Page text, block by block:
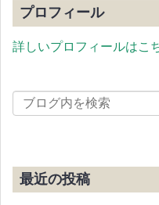
プロフィール
詳しいプロフィールはこ
最近の投稿